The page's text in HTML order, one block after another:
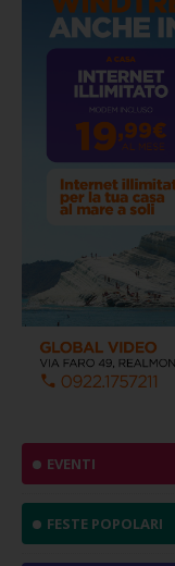
EVENTI
FESTE POPOLARI